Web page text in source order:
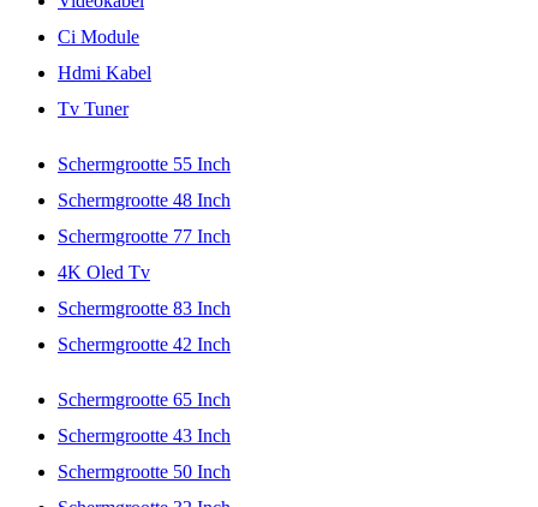
Ci Module
Hdmi Kabel
Tv Tuner
Schermgrootte 55 Inch
Schermgrootte 48 Inch
Schermgrootte 77 Inch
4K Oled Tv
Schermgrootte 83 Inch
Schermgrootte 42 Inch
Schermgrootte 65 Inch
Schermgrootte 43 Inch
Schermgrootte 50 Inch